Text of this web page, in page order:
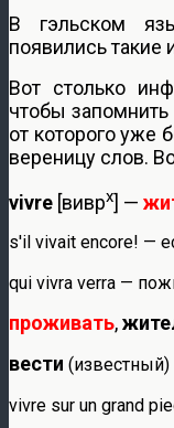
В гэльском
появились такие
Вот столько
чтобы запомнить
от которого уже
вереницу слов.
vivre [виврх] —
s'il vivait encore! —
qui vivra verra —
проживать,
вести (известный)
vivre sur un grand